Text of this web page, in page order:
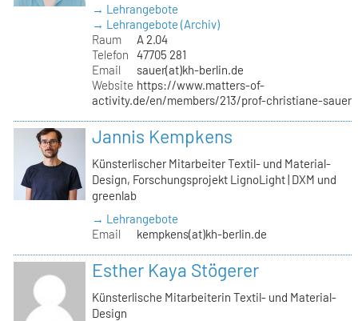
→ Lehrangebote
→ Lehrangebote (Archiv)
Raum
A 2.04
Telefon
47705 281
Email
sauer(at)kh-berlin.de
Website https://www.matters-of-
activity.de/en/members/213/prof-christiane-sauer
Jannis Kempkens
Künsterlischer Mitarbeiter Textil- und Material-
Design, Forschungsprojekt LignoLight | DXM und
greenlab
→ Lehrangebote
Email
kempkens(at)kh-berlin.de
Esther Kaya Stögerer
Künsterlische Mitarbeiterin Textil- und Material-
Design